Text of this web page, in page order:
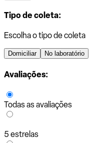
Tipo de coleta:
Escolha o tipo de coleta
Domiciliar No laboratório
Avaliações:
Todas as avaliações
5 estrelas